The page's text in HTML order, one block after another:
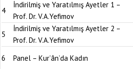
4
İndirilmiş ve Yaratılmış Ayetler 1 –
Prof. Dr. V.A.Yefimov
5
İndirilmiş ve Yaratılmış Ayetler 2 –
Prof. Dr. V.A.Yefimov
6
Panel – Kur’ân’da Kadın